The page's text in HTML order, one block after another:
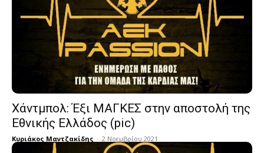
Χάντμπολ: Έξι ΜΑΓΚΕΣ στην αποστολή της
Εθνικής Ελλάδος (pic)
Κυριάκος Μαντζακίδης - 2 Νοεμβρίου 2021